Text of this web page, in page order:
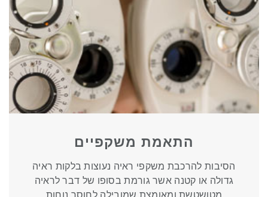
התאמת משקפיים
הסיבות להרכבת משקפי ראיה נעוצות בלקות ראיה
גדולה או קטנה אשר גורמת בסופו של דבר לראיה